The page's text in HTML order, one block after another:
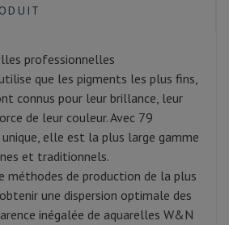
professionnelles
que les pigments les plus fins,
connus pour leur brillance, leur
de leur couleur. Avec 79
elle est la plus large gamme
et traditionnels.
méthodes de production de la plus
une dispersion optimale des
inégalée de aquarelles W&N